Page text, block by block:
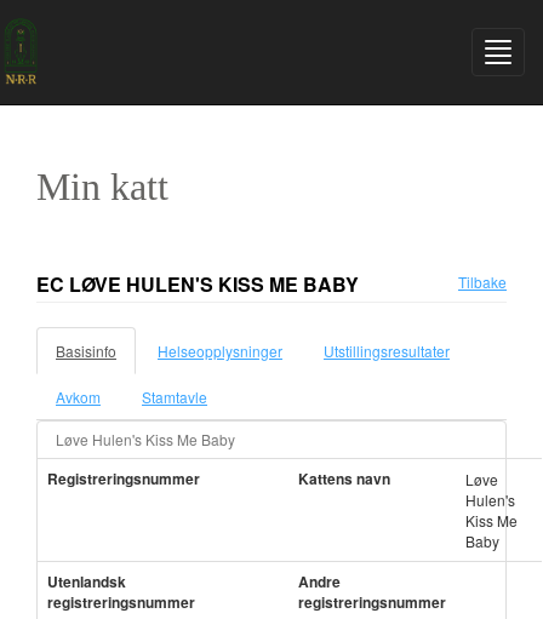
Min katt
EC LØVE HULEN'S KISS ME BABY Tilbake
Basisinfo Helseopplysninger Utstillingsresultater
Avkom Stamtavle
Løve Hulen's Kiss Me Baby
Registreringsnummer Kattens navn
Løve
Hulen's
Kiss Me
Baby
Utenlandsk
registreringsnummer
Andre
registreringsnummer